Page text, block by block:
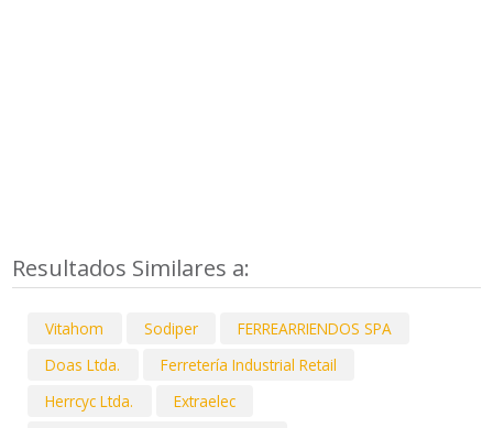
Resultados Similares a:
Vitahom Sodiper
FERREARRIENDOS SPA
Doas Ltda.
Ferretería Industrial Retail
Herrcyc Ltda.
Extraelec